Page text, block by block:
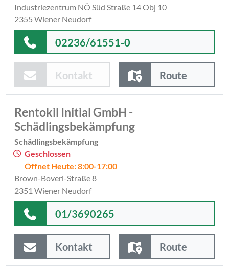
Industriezentrum NÖ Süd Straße 14 Obj 10
2355 Wiener Neudorf
02236/61551-0
Kontakt Route
Rentokil Initial GmbH -
Schädlingsbekämpfung
Schädlingsbekämpfung
Geschlossen
Öffnet Heute: 8:00-17:00
Brown-Boveri-Straße 8
2351 Wiener Neudorf
01/3690265
Kontakt Route